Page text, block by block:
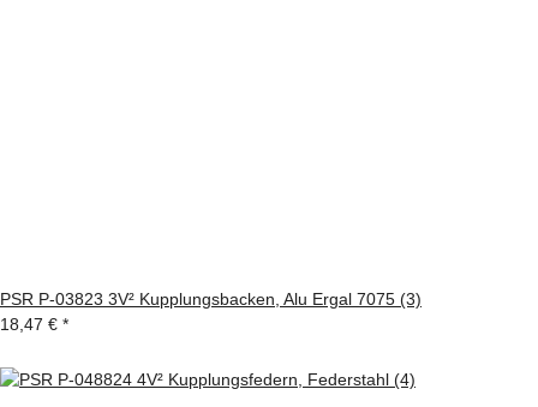
PSR P-03823 3V² Kupplungsbacken, Alu Ergal 7075 (3)
18,47 € *